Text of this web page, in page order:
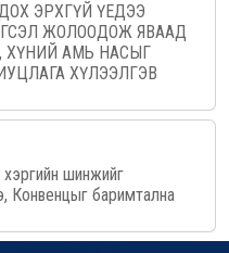
ЭРХГҮЙ ҮЕДЭЭ
ЖОЛООДОЖ ЯВААД
ХҮНИЙ АМЬ НАСЫГ
ХҮЛЭЭЛГЭВ
шинжийг
Конвенцыг баримтална